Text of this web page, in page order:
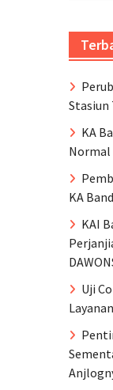
Stasiun
KA
Normal
KA
KAI
Uji